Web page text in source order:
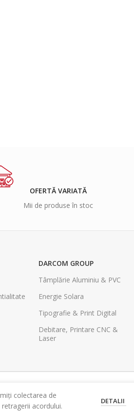
OFERTĂ VARIATĂ
Mii de produse în stoc
DARCOM GROUP
Tâmplărie Aluminiu & PVC
Energie Solara
Tipografie & Print Digital
Debitare, Printare CNC &
Laser
colectarea de
acordului.
DETALII